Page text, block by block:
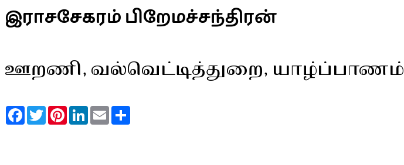
இராசசேகரம் பிறேமச்சந்திரன்
ஊறணி, வல்வெட்டித்துறை, யாழ்ப்பாணம்
FacebookTwitterPinterestLinkedInEmail